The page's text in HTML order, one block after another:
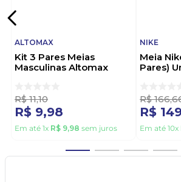
ALTOMAX
Kit 3 Pares Meias
Masculinas Altomax
R$ 11,10
R$ 9,98
Em até 1x R$ 9,98 sem juros
NIKE
Meia
Pares)
R$ 166,
R$
Em até 10x